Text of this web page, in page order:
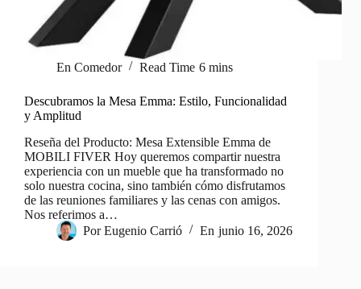
En Comedor Read Time 6 mins
Descubramos la Mesa Emma: Estilo, Funcionalidad
y Amplitud
Reseña del Producto: Mesa Extensible Emma de
MOBILI FIVER Hoy queremos compartir nuestra
experiencia con un mueble que ha transformado no
solo nuestra cocina, sino también cómo disfrutamos
de las reuniones familiares y las cenas con amigos.
Nos referimos a…
Por Eugenio Carrió En junio 16, 2026